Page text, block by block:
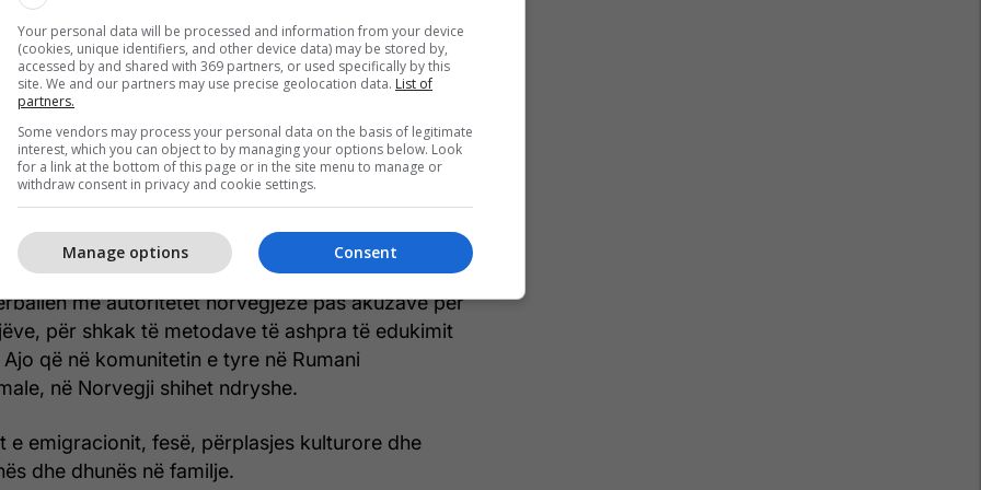
qenë edhe një tjetër shqiptar nga Kosova, Alldin
për efektet vizuale të filmit.
aktivë në industrinë skandinave të filmit dhe
kontribuar në produksione të ndryshme.
e një çifti rumunësh fetarë që zhvendosen në
të një jete më të mirë.
me autoritetet norvegjeze pas akuzave për
për shkak të metodave të ashpra të edukimit
që në komunitetin e tyre në Rumani
në Norvegji shihet ndryshe.
e emigracionit, fesë, përplasjes kulturore dhe
dhe dhunës në familje.
Your personal data will be processed and information from your device
(cookies, unique identifiers, and other device data) may be stored by,
accessed by and shared with 369 partners, or used specifically by this
site. We and our partners may use precise geolocation data. List of
partners.
Some vendors may process your personal data on the basis of legitimate
interest, which you can object to by managing your options below. Look
for a link at the bottom of this page or in the site menu to manage or
withdraw consent in privacy and cookie settings.
Consent
Manage options